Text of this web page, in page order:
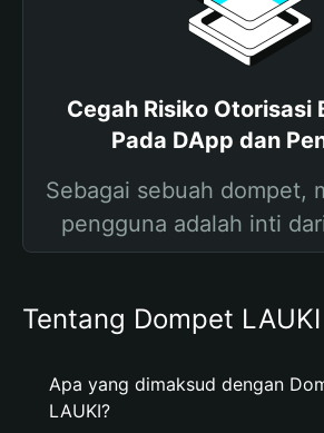
Cegah Risiko Otorisasi
Pada DApp dan
Sebagai sebuah dompet,
pengguna adalah inti
Tentang Dompet LAUKI
Apa yang dimaksud dengan
LAUKI?